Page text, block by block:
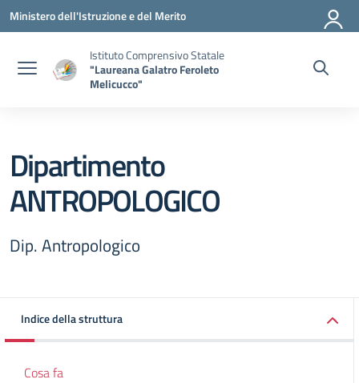
Vai ai contenuti
Vai al menu di navigazione
Vai al footer
Ministero dell'Istruzione e del Merito
Istituto Comprensivo Statale
"Laureana Galatro Feroleto
Melicucco"
Dipartimento
ANTROPOLOGICO
Dip. Antropologico
Indice della struttura
Cosa fa